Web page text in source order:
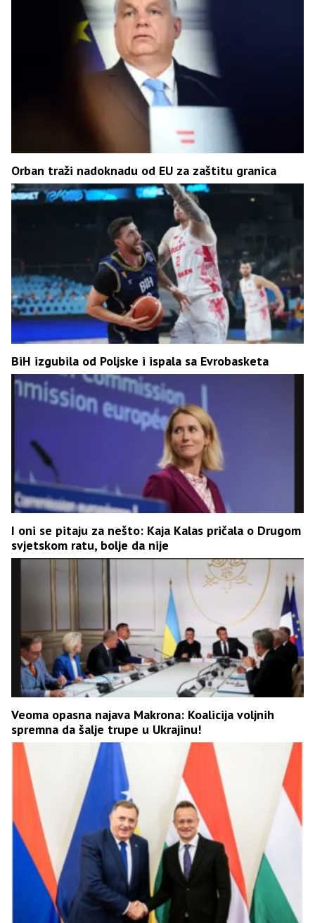
Orban traži nadoknadu od EU za zaštitu granica
BiH izgubila od Poljske i ispala sa Evrobasketa
I oni se pitaju za nešto: Kaja Kalas pričala o Drugom
svjetskom ratu, bolje da nije
Veoma opasna najava Makrona: Koalicija voljnih
spremna da šalje trupe u Ukrajinu!